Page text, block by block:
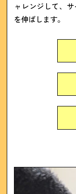
ャレンジして、
を伸ばします。